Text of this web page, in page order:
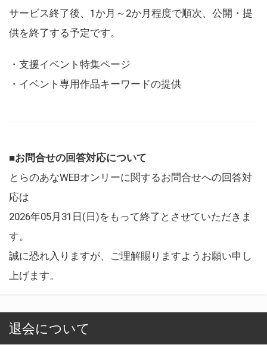
サービス終了後、1か月～2か月程度で順次、公開・提
供を終了する予定です。
・支援イベント特集ページ
・イベント専用作品キーワードの提供
■お問合せの回答対応について
とらのあなWEBオンリーに関するお問合せへの回答対
応は
2026年05月31日(日)をもって終了とさせていただきま
す。
誠に恐れ入りますが、ご理解賜りますようお願い申し
上げます。
退会について